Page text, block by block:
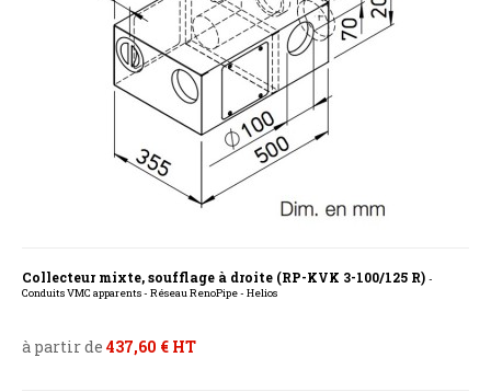
Collecteur mixte, soufflage à droite (RP-KVK 3-100/125 R) -
Conduits VMC apparents - Réseau RenoPipe - Helios
à partir de 437,60 € HT